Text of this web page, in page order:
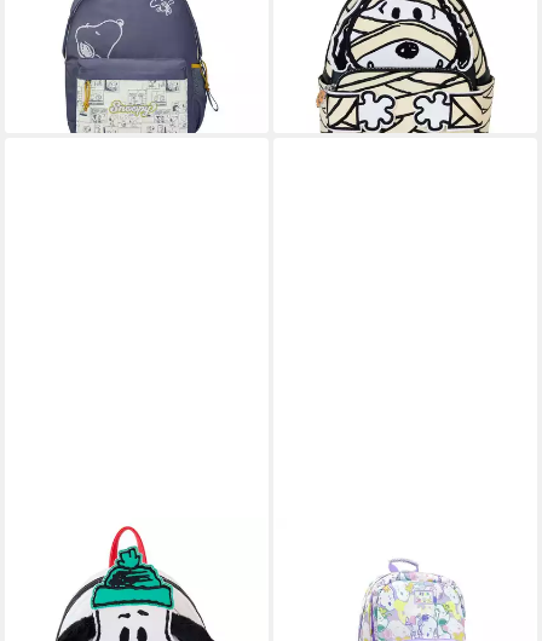
Seitennetz
29,95 €
lieferbar - in 4-5 Werktagen bei dir
Snoopy Mummy Cosplay (1-
tlg), Detailiert und Hochwertig
89,99 €
lieferbar - in 3-4 Werktagen bei dir
Minirucksack Peanuts by
Loungefly Mini Rucksack
Holiday (1-tlg)
Kinderrucksack Snoopy
Schulrucksack Kinder
Freizeitrucksack Trolley